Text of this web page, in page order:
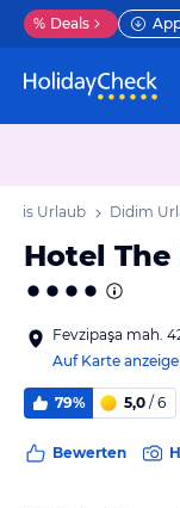
% Deals
Urlaub Didim
Hotel
Fevzipaşa mah.
Auf Karte
79% 5,0 / 6
Bewerten